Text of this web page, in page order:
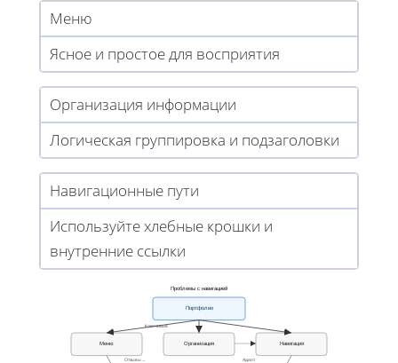
Меню
Ясное и простое для восприятия
Организация информации
Логическая группировка и подзаголовки
Навигационные пути
Используйте хлебные крошки и
внутренние ссылки
Проблемы с навигацией
Портфолио
Меню Организация Навигация
Ключевые
Отзывы→ Адапт.